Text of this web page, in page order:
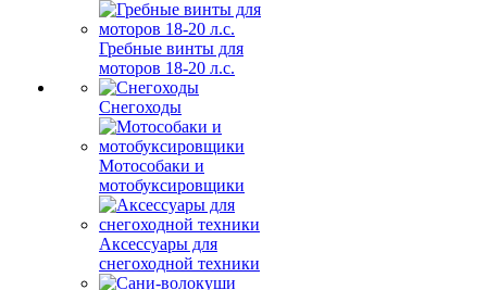
Гребные винты для
моторов 18-20 л.с.
Снегоходы
Мотособаки и
мотобуксировщики
Аксессуары для
снегоходной техники